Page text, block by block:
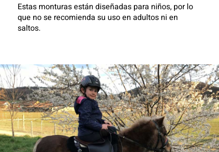
Estas monturas están diseñadas para niños, por lo
que no se recomienda su uso en adultos ni en
saltos.